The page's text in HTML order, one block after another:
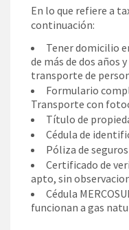
En lo que refiere a
continuación:
Tener domicilio
de más de dos años
transporte de
Formulario
Transporte con
Título de
Cédula de
Póliza de
Certificado de
apto, sin
Cédula
funcionan a gas